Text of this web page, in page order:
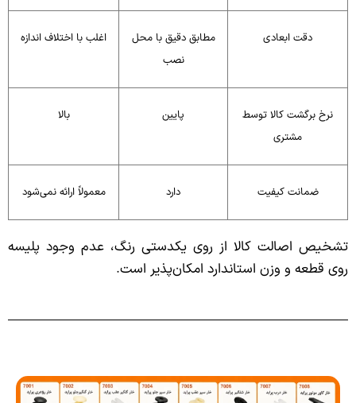
دقت ابعادی
مطابق دقیق با محل
نصب
اغلب با اختلاف اندازه
نرخ برگشت کالا توسط
مشتری
پایین بالا
ضمانت کیفیت دارد معمولاً ارائه نمی‌شود
تشخیص اصالت کالا از روی یکدستی رنگ، عدم وجود پلیسه
روی قطعه و وزن استاندارد امکان‌پذیر است.